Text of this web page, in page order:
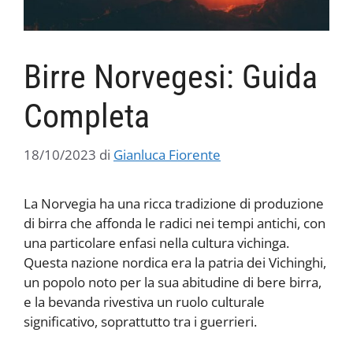
Birre Norvegesi: Guida
Completa
18/10/2023 di Gianluca Fiorente
La Norvegia ha una ricca tradizione di produzione
di birra che affonda le radici nei tempi antichi, con
una particolare enfasi nella cultura vichinga.
Questa nazione nordica era la patria dei Vichinghi,
un popolo noto per la sua abitudine di bere birra,
e la bevanda rivestiva un ruolo culturale
significativo, soprattutto tra i guerrieri.